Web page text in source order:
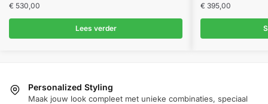
€ 530,00
Lees verder
€ 395,00
Personalized Styling
Maak jouw look compleet met unieke combinaties, speciaal